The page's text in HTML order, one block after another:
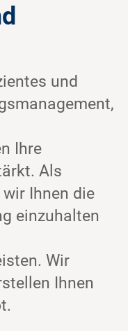
und
Ihre
Als
Ihnen die
einzuhalten
Wir
Ihnen